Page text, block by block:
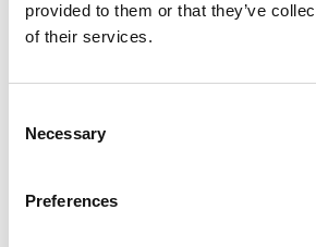
provided to them or that they’ve
of their services.
Selection
Necessary
Preferences
Druck DPI620 Genii
Ex Barrierer fra GM